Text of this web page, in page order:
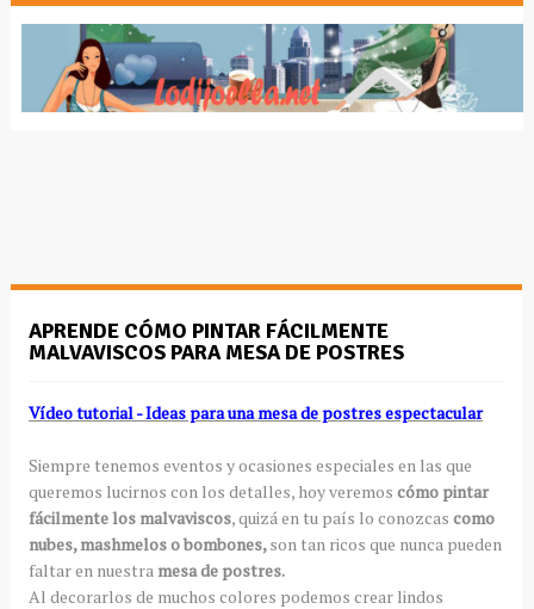
APRENDE CÓMO PINTAR FÁCILMENTE
MALVAVISCOS PARA MESA DE POSTRES
Vídeo tutorial - Ideas para una mesa de postres espectacular
Siempre tenemos eventos y ocasiones especiales en las que
queremos lucirnos con los detalles, hoy veremos cómo pintar
fácilmente los malvaviscos, quizá en tu país lo conozcas como
nubes, mashmelos o bombones,son tan ricos que nunca pueden
faltar en nuestra mesa de postres.
Al decorarlos de muchos colores podemos crear lindos